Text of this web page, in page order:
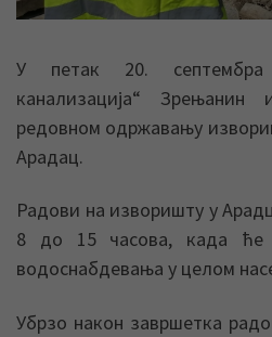
У петак 20.
канализација“
редовном одржавању
Арадац.
Радови на изворишту у
8 до 15 часова, када
водоснабдевања у целом
Убрзо након завршетка